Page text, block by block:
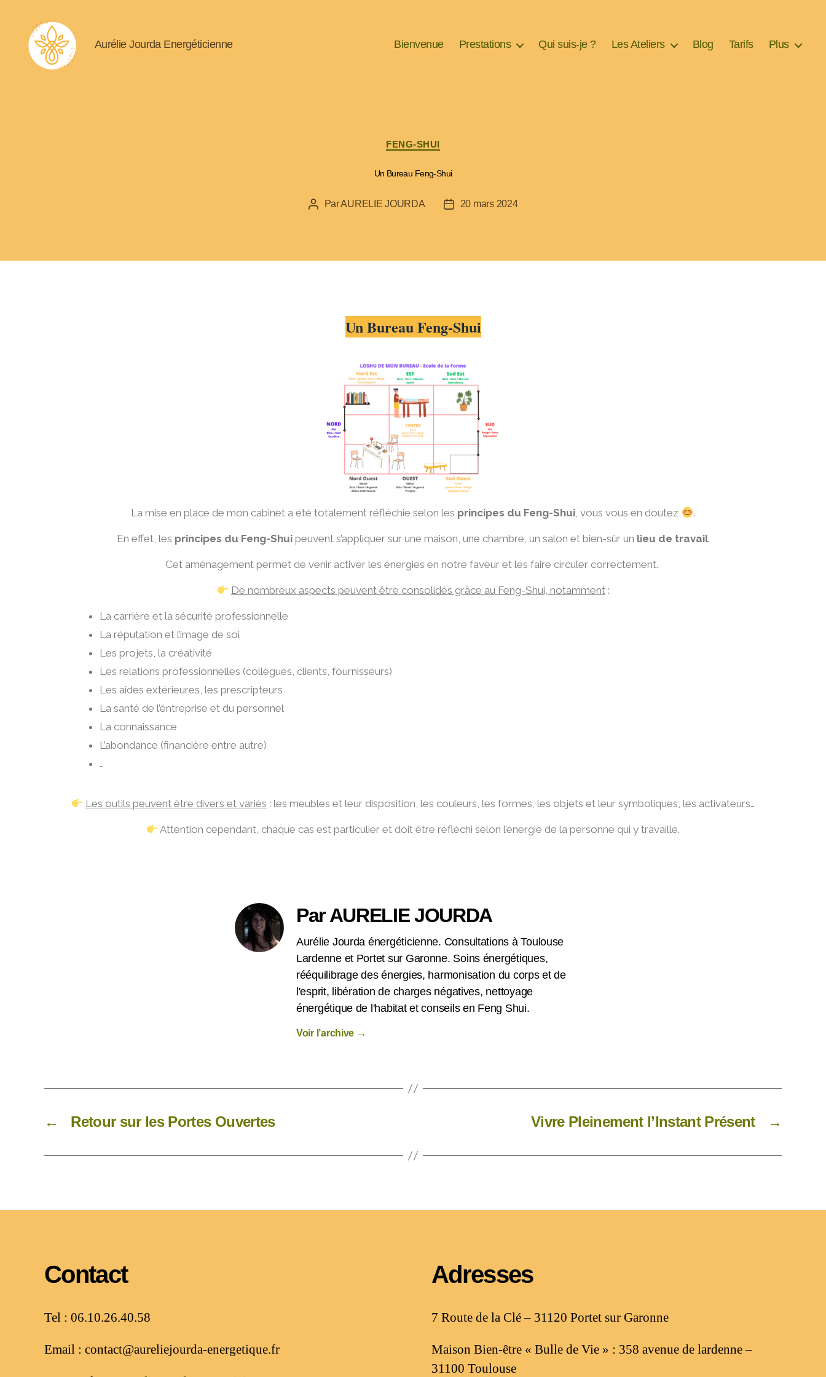
Aurélie Jourda Energéticienne Bienvenue Prestations Qui suis-je ? Les Ateliers Blog Tarifs Plus
FENG-SHUI
Un Bureau Feng-Shui
ParAURELIE JOURDA 20 mars 2024
Un Bureau Feng-Shui
La mise en place de mon cabinet a été totalement réfléchie selon les principes du Feng-Shui, vous vous en doutez .
En effet, les principes du Feng-Shuipeuvent s’appliquer sur une maison, une chambre, un salon et bien-sûr un lieu de travail.
Cet aménagement permet de venir activer les énergies en notre faveur et les faire circuler correctement.
De nombreux aspects peuvent être consolidés grâce au Feng-Shui, notamment:
La carrière et la sécurité professionnelle
La réputation et l’image de soi
Les projets, la créativité
Les relations professionnelles (collègues, clients, fournisseurs)
Les aides extérieures, les prescripteurs
La santé de l’éntreprise et du personnel
La connaissance
L’abondance (financière entre autre)
…
Les outils peuvent être divers et variés : les meubles et leur disposition, les couleurs, les formes, les objets et leur symboliques, les activateurs…
Attention cependant, chaque cas est particulier et doit être réfléchi selon l’énergie de la personne qui y travaille.
Par AURELIE JOURDA
Aurélie Jourda énergéticienne. Consultations à Toulouse
Lardenne et Portet sur Garonne. Soins énergétiques,
rééquilibrage des énergies, harmonisation du corps et de
l'esprit, libération de charges négatives, nettoyage
énergétique de l'habitat et conseils en Feng Shui.
Voir l’archive →
← Retour sur les Portes Ouvertes →
Vivre Pleinement l’Instant Présent
Contact
Tel : 06.10.26.40.58
Email : contact@aureliejourda-energetique.fr
Adresses
7 Route de la Clé – 31120 Portet sur Garonne
Maison Bien-être « Bulle de Vie » : 358 avenue de lardenne –
31100 Toulouse